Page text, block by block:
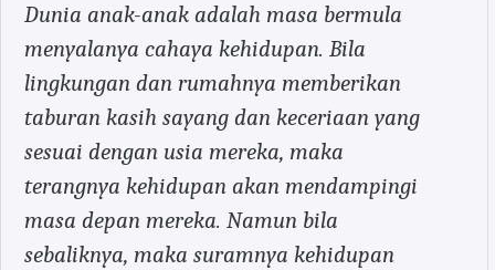
Dunia anak-anak adalah masa bermula
menyalanya cahaya kehidupan. Bila
lingkungan dan rumahnya memberikan
taburan kasih sayang dan keceriaan yang
sesuai dengan usia mereka, maka
terangnya kehidupan akan mendampingi
masa depan mereka. Namun bila
sebaliknya, maka suramnya kehidupan